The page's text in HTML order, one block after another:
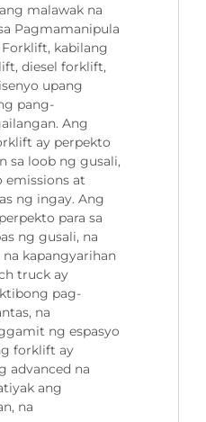
malawak na
Pagmamanipula
Forklift, kabilang
diesel forklift,
upang
pang-
Ang
ay perpekto
sa loob ng gusali,
emissions at
ng ingay. Ang
para sa
ng gusali, na
kapangyarihan
truck ay
pag-
na
ng espasyo
forklift ay
advanced na
ang
na